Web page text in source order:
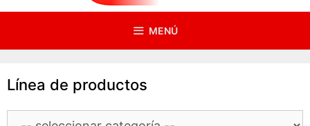
MENÚ
Línea de productos